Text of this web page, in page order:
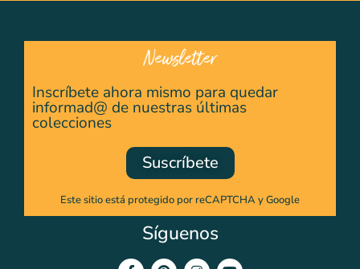
Newsletter
Inscríbete ahora mismo para quedar
informad@ de nuestras últimas
colecciones
Suscríbete
Este sitio está protegido por reCAPTCHA y Google
Síguenos